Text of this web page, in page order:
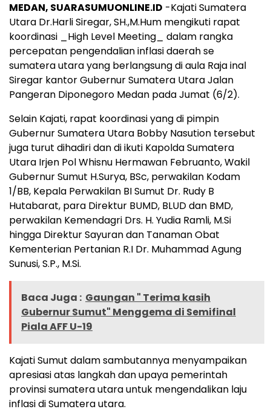
MEDAN, SUARASUMUONLINE.ID -Kajati Sumatera
Utara Dr.Harli Siregar, SH.,M.Hum mengikuti rapat
koordinasi _High Level Meeting_ dalam rangka
percepatan pengendalian inflasi daerah se
sumatera utara yang berlangsung di aula Raja inal
Siregar kantor Gubernur Sumatera Utara Jalan
Pangeran Diponegoro Medan pada Jumat (6/2).
Selain Kajati, rapat koordinasi yang di pimpin
Gubernur Sumatera Utara Bobby Nasution tersebut
juga turut dihadiri dan di ikuti Kapolda Sumatera
Utara Irjen Pol Whisnu Hermawan Februanto, Wakil
Gubernur Sumut H.Surya, BSc, perwakilan Kodam
1/BB, Kepala Perwakilan BI Sumut Dr. Rudy B
Hutabarat, para Direktur BUMD, BLUD dan BMD,
perwakilan Kemendagri Drs. H. Yudia Ramli, M.Si
hingga Direktur Sayuran dan Tanaman Obat
Kementerian Pertanian R.I Dr. Muhammad Agung
Sunusi, S.P., M.Si.
Baca Juga : Gaungan " Terima kasih
Gubernur Sumut" Menggema di Semifinal
Piala AFF U-19
Kajati Sumut dalam sambutannya menyampaikan
apresiasi atas langkah dan upaya pemerintah
provinsi sumatera utara untuk mengendalikan laju
inflasi di Sumatera utara.